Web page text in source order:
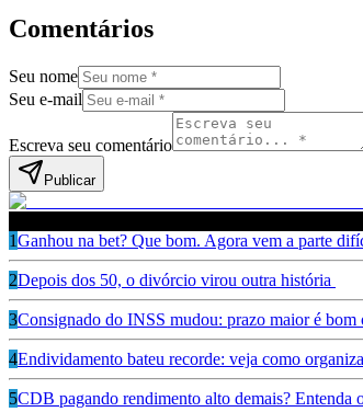
Comentários
Seu nome
Seu e-mail
Escreva seu comentário
Publicar
1Ganhou na bet? Que bom. Agora vem a parte
2Depois dos 50, o divórcio virou outra história
3Consignado do INSS mudou: prazo maior é bom
4Endividamento bateu recorde: veja como
5CDB pagando rendimento alto demais? Entenda